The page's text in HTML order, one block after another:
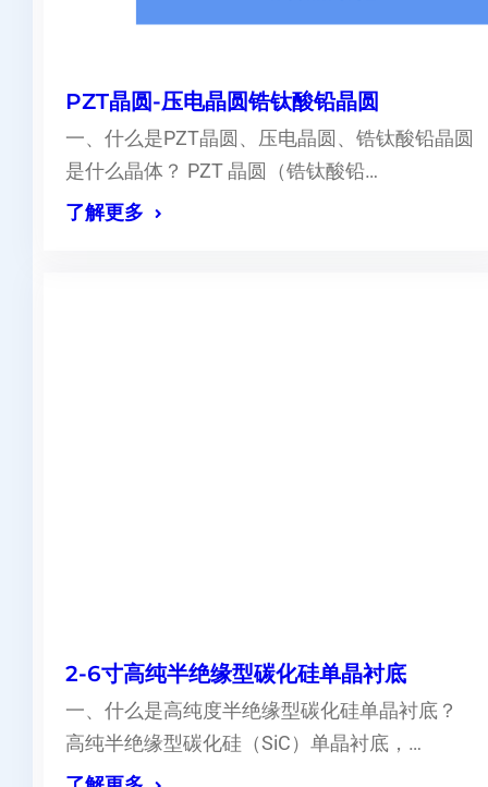
PZT晶圆-压电晶圆锆钛酸铅晶圆
一、什么是PZT晶圆、压电晶圆、锆钛酸铅晶圆
是什么晶体？ PZT 晶圆（锆钛酸铅…
了解更多
2-6寸高纯半绝缘型碳化硅单晶衬底
一、什么是高纯度半绝缘型碳化硅单晶衬底？
高纯半绝缘型碳化硅（SiC）单晶衬底，…